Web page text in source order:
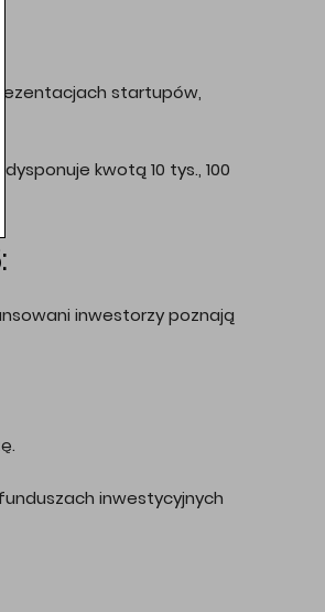
startupów,
kwotą 10 tys., 100
inwestorzy poznają
inwestycyjnych